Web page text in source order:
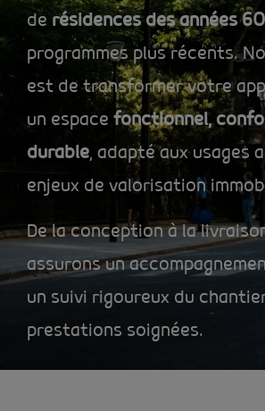
derésidences des années
programmes plus récents.
est de transformer votre
un espace fonctionnel,
durable, adapté aux usages
enjeux de valorisation
De la conception à la
assurons un
un suivi rigoureux du
prestations soignées.